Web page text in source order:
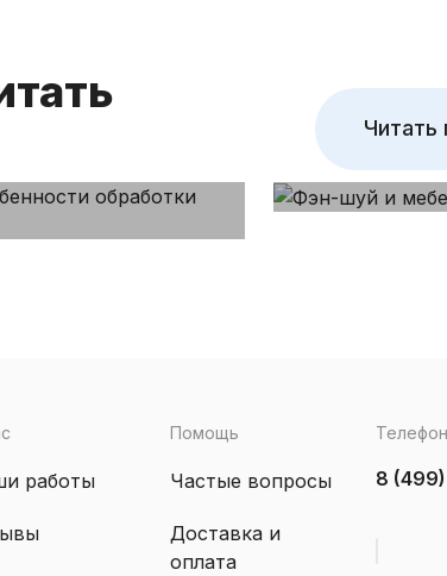
Читать
работы
Помощь
Частые вопросы
Доставка и
оплата
Телефон
8